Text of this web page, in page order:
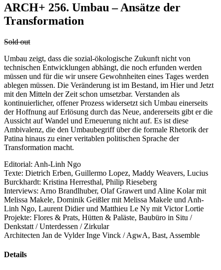
ARCH+ 256. Umbau – Ansätze der
Transformation
Sold out
Umbau zeigt, dass die sozial-ökologische Zukunft nicht von
technischen Entwicklungen abhängt, die noch erfunden werden
müssen und für die wir unsere Gewohnheiten eines Tages werden
ablegen müssen. Die Veränderung ist im Bestand, im Hier und Jetzt
mit den Mitteln der Zeit schon umsetzbar. Verstanden als
kontinuierlicher, offener Prozess widersetzt sich Umbau einerseits
der Hoffnung auf Erlösung durch das Neue, andererseits gibt er die
Aussicht auf Wandel und Erneuerung nicht auf. Es ist diese
Ambivalenz, die den Umbaubegriff über die formale Rhetorik der
Patina hinaus zu einer veritablen politischen Sprache der
Transformation macht.
Editorial: Anh-Linh Ngo
Texte: Dietrich Erben, Guillermo Lopez, Maddy Weavers, Lucius
Burckhardt: Kristina Herresthal, Philip Rieseberg
Interviews: Arno Brandlhuber, Olaf Grawert und Aline Kolar mit
Melissa Makele, Dominik Geißler mit Melissa Makele und Anh-
Linh Ngo, Laurent Didier und Matthieu Le Ny mit Victor Lortie
Projekte: Flores & Prats, Hütten & Paläste, Baubüro in Situ /
Denkstatt / Unterdessen / Zirkular
Architecten Jan de Vylder Inge Vinck / AgwA, Bast, Assemble
Details